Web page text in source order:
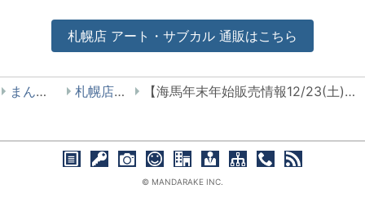
札幌店 アート・サブカル 通販はこちら
まんだらけ 札幌店 海馬 【海馬年末年始販売情報12/23(土)販売】漢の肉体美その4 東風終/日本青年
© MANDARAKE INC.